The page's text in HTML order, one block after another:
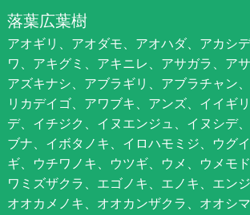
落葉広葉樹
アオギリ、アオダモ、アオハダ、アカシ
ワ、アキグミ、アキニレ、アサガラ、アサ
アズキナシ、アブラギリ、アブラチャン
リカデイゴ、アワブキ、アンズ、イイギ
デ、イチジク、イヌエンジュ、イヌシデ
ブナ、イボタノキ、イロハモミジ、ウグ
ギ、ウチワノキ、ウツギ、ウメ、ウメモ
ワミズザクラ、エゴノキ、エノキ、エンジ
オオカメノキ、オオカンザクラ、オオシ